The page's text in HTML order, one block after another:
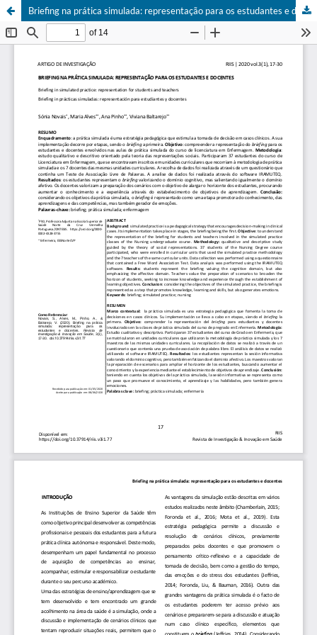
Briefing na prática simulada: representação para os estudantes e docentes